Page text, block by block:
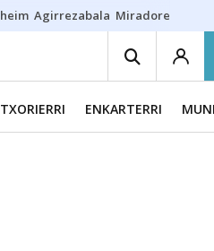
Agirrezabala Miradores en
TXORIERRI ENKARTERRI